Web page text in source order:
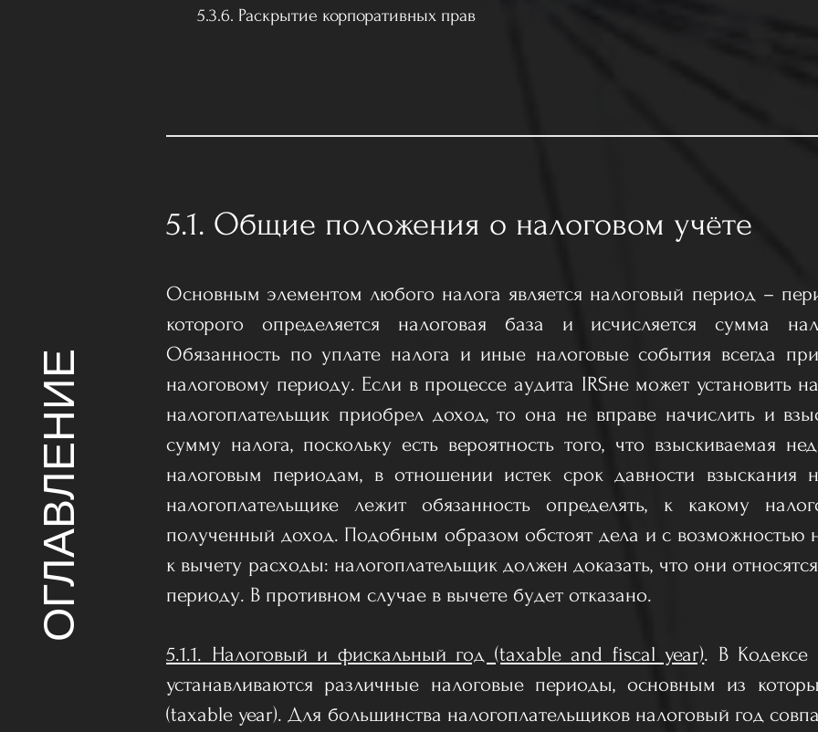
ОГЛАВЛЕНИЕ
5.3.6. Раскрытие корпоративных прав
5.1. Общие положения о налоговом учёте
Основным элементом любого налога является налоговый период –
которого определяется налоговая база и исчисляется сумма
Обязанность по уплате налога и иные налоговые события всегда
налоговому периоду. Если в процессе аудита IRSне может установить
налогоплательщик приобрел доход, то она не вправе начислить и
сумму налога, поскольку есть вероятность того, что взыскиваемая
налоговым периодам, в отношении истек срок давности
налогоплательщике лежит обязанность определять, к какому
полученный доход. Подобным образом обстоят дела и с возможностью
к вычету расходы: налогоплательщик должен доказать, что они
периоду. В противном случае в вычете будет отказано.
5.1.1. Налоговый и фискальный год (taxable and fiscal year). В
устанавливаются различные налоговые периоды, основным из
(taxable year). Для большинства налогоплательщиков налоговый год